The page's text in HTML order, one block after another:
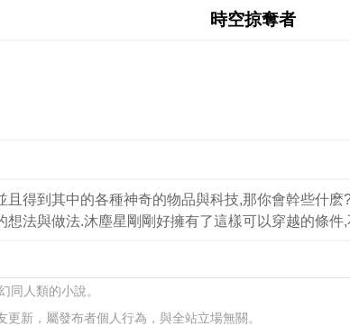
時空掠奪者
得到其中的各種神奇的物品與科技,那你會幹些什
法與做法.沐塵星剛剛好擁有了這樣可以穿越的條
同人類的小說。
更新，屬發布者個人行為，與全站立場無關。